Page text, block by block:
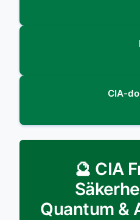
CIA-
🔮 CIA
Quantum &